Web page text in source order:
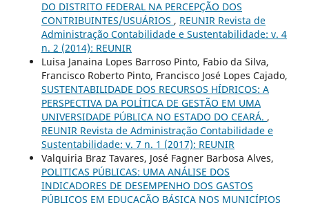
DO DISTRITO FEDERAL NA PERCEPÇÃO DOS
CONTRIBUINTES/USUÁRIOS , REUNIR Revista de
Administração Contabilidade e Sustentabilidade: v. 4
n. 2 (2014): REUNIR
Luisa Janaina Lopes Barroso Pinto, Fabio da Silva,
Francisco Roberto Pinto, Francisco José Lopes Cajado,
SUSTENTABILIDADE DOS RECURSOS HÍDRICOS: A
PERSPECTIVA DA POLÍTICA DE GESTÃO EM UMA
UNIVERSIDADE PÚBLICA NO ESTADO DO CEARÁ. ,
REUNIR Revista de Administração Contabilidade e
Sustentabilidade: v. 7 n. 1 (2017): REUNIR
Valquiria Braz Tavares, José Fagner Barbosa Alves,
POLITICAS PÚBLICAS: UMA ANÁLISE DOS
INDICADORES DE DESEMPENHO DOS GASTOS
PÚBLICOS EM EDUCAÇÃO BÁSICA NOS MUNICÍPIOS